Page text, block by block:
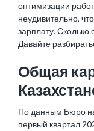
оптимизации
неудивительно,
зарплату. Сколько
Давайте
Общая
По данным Бюро
первый квартал